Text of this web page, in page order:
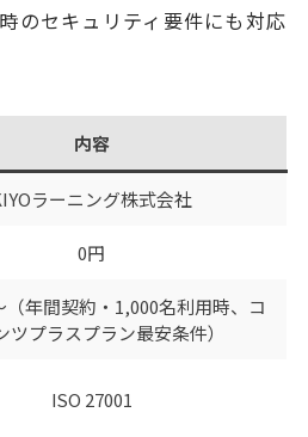
のセキュリティ要件にも対応
内容
ラーニング株式会社
0円
（年間契約・1,000名利用時、コ
ツプラスプラン最安条件）
ISO 27001